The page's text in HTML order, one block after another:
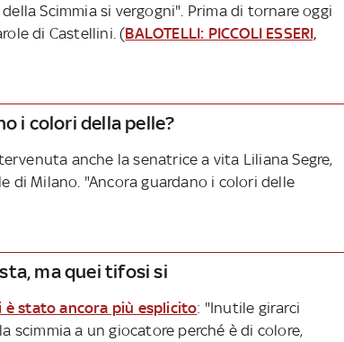
Scimmia si vergogni". Prima di tornare oggi
di Castellini. (BALOTELLI: PICCOLI ESSERI,
i colori della pelle?
anche la senatrice a vita Liliana Segre,
di Milano. "Ancora guardano i colori delle
ma quei tifosi si
è stato ancora più esplicito: "Inutile girarci
scimmia a un giocatore perché è di colore,